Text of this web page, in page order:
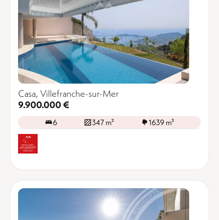
Casa, Villefranche-sur-Mer
9.900.000 €
6 347 m² 1639 m²